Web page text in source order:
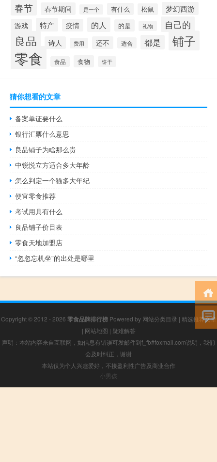
春节 春节期间 是一个 有什么 松鼠 梦幻西游
游戏 特产 疫情 的人 的是 礼物 自己的
良品 诗人 费用 还不 适合 都是 铺子
零食 食品 食物 饼干
猜你想看的文章
备案单证要什么
银行汇票什么意思
良品铺子为啥那么贵
中锐悦立方适合多大年龄
怎么判定一个猫多大年纪
便宜零食推荐
考试用具有什么
良品铺子价目表
零食天地加盟店
“忽忽忘机坐”的出处是哪里
Copyright © 2012 - 2026 零食品牌排行榜Powered by 网站分类目录 | 精选推荐文章
| 网站地图 | 疑难解答
声明：本站内容来自互联网，如信息有错误可发邮件到f_fb#foxmail.com说明，我们
会及时纠正，谢谢
本站仅为个人兴趣爱好，不接盈利性广告及商业合作
小男孩